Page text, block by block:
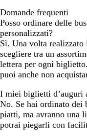
Domande frequenti
Posso ordinare delle
personalizzati?
Sì. Una volta
scegliere tra un
lettera per ogni
puoi anche non
I miei biglietti d’auguri
No. Se hai ordinato dei
piatti, ma avranno una
potrai piegarli con